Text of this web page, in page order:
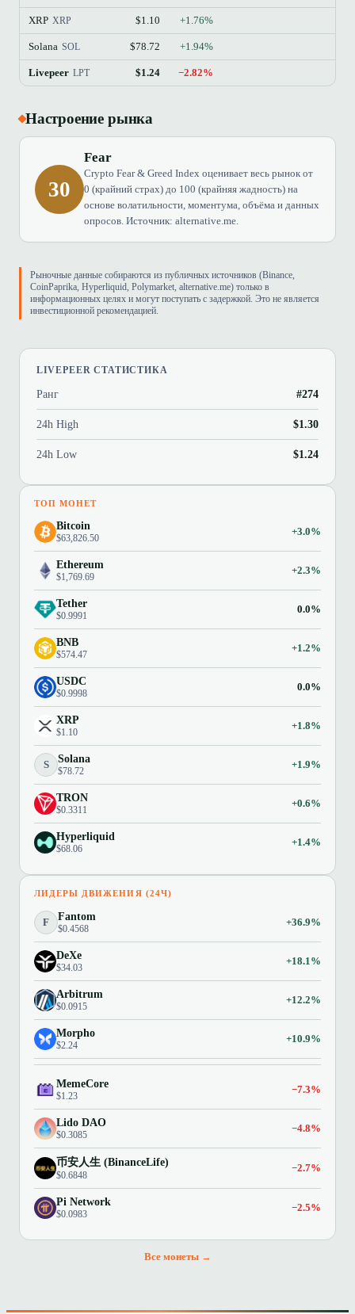
XRP XRP $1.10 +1.76%
Solana SOL $78.72 +1.94%
Livepeer LPT $1.24 −2.82%
Настроение рынка
30
Fear
Crypto Fear & Greed Index оценивает весь рынок от
0 (крайний страх) до 100 (крайняя жадность) на
основе волатильности, моментума, объёма и данных
опросов. Источник: alternative.me.
Рыночные данные собираются из публичных источников (Binance,
CoinPaprika, Hyperliquid, Polymarket, alternative.me) только в
информационных целях и могут поступать с задержкой. Это не является
инвестиционной рекомендацией.
LIVEPEER СТАТИСТИКА
Ранг #274
24h High $1.30
24h Low $1.24
ТОП МОНЕТ
Bitcoin
$63,826.50
+3.0%
Ethereum
$1,769.69
+2.3%
Tether
$0.9991
0.0%
BNB
$574.47
+1.2%
USDC
$0.9998
0.0%
XRP
$1.10
+1.8%
S Solana
$78.72
+1.9%
TRON
$0.3311
+0.6%
Hyperliquid
$68.06
+1.4%
ЛИДЕРЫ ДВИЖЕНИЯ (24Ч)
F Fantom
$0.4568
+36.9%
DeXe
$34.03
+18.1%
Arbitrum
$0.0915
+12.2%
Morpho
$2.24
+10.9%
MemeCore
$1.23
−7.3%
Lido DAO
$0.3085
−4.8%
币安人生 (BinanceLife)
$0.6848
−2.7%
Pi Network
$0.0983
−2.5%
Все монеты →